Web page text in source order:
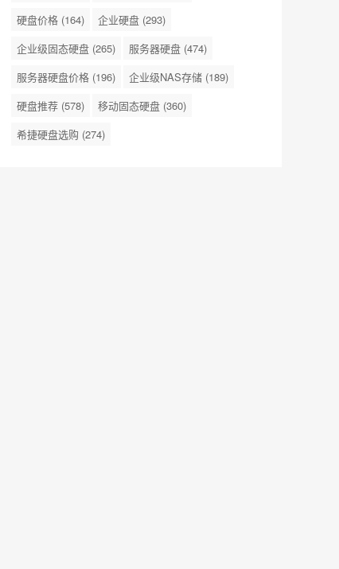
硬盘价格 (164) 企业硬盘 (293)
企业级固态硬盘 (265) 服务器硬盘 (474)
服务器硬盘价格 (196) 企业级NAS存储 (189)
硬盘推荐 (578) 移动固态硬盘 (360)
希捷硬盘选购 (274)